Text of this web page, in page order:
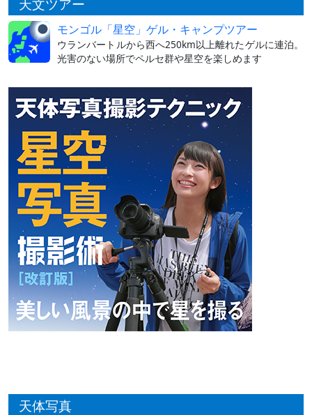
天文ツアー
モンゴル「星空」ゲル・キャンプツアー
ウランバートルから西へ250km以上離れたゲルに連泊。
光害のない場所でペルセ群や星空を楽しめます
天体写真